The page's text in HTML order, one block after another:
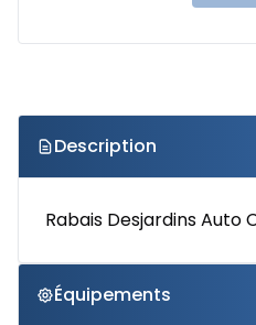
Description
Rabais Desjardins Auto
Équipements